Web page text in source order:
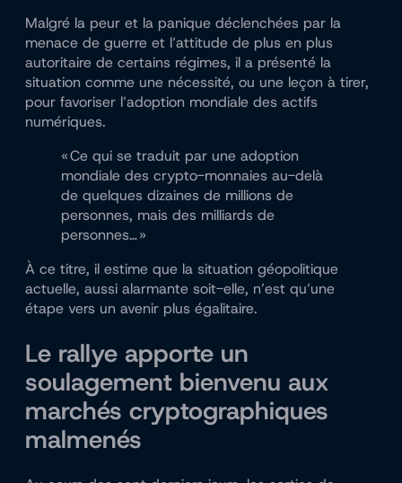
Malgré la peur et la panique déclenchées par la
menace de guerre et l’attitude de plus en plus
autoritaire de certains régimes, il a présenté la
situation comme une nécessité, ou une leçon à tirer,
pour favoriser l’adoption mondiale des actifs
numériques.
« Ce qui se traduit par une adoption
mondiale des crypto-monnaies au-delà
de quelques dizaines de millions de
personnes, mais des milliards de
personnes… »
À ce titre, il estime que la situation géopolitique
actuelle, aussi alarmante soit-elle, n’est qu’une
étape vers un avenir plus égalitaire.
Le rallye apporte un
soulagement bienvenu aux
marchés cryptographiques
malmenés